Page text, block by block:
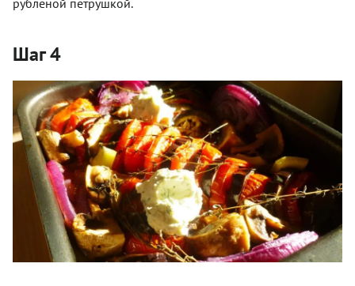
рубленой петрушкой.
Шаг 4